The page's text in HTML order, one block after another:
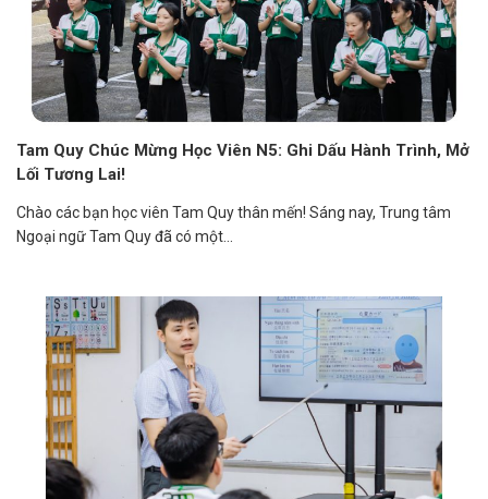
Tam Quy Chúc Mừng Học Viên N5: Ghi Dấu Hành Trình, Mở
Lối Tương Lai!
Chào các bạn học viên Tam Quy thân mến! Sáng nay, Trung tâm
Ngoại ngữ Tam Quy đã có một...